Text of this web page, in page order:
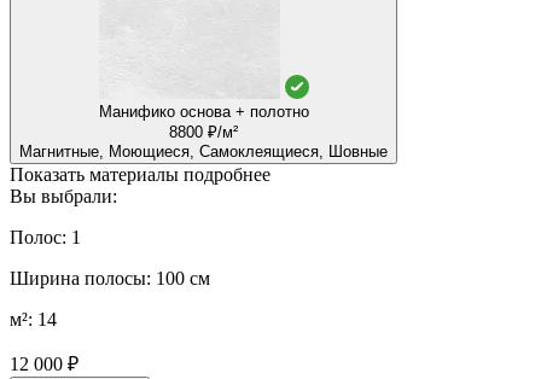
Манифико основа + полотно
8800 ₽/м²
Магнитные, Моющиеся, Самоклеящиеся, Шовные
Показать материалы подробнее
Вы выбрали:
Полос: 1
Ширина полосы: 100 см
м²: 14
12 000 ₽